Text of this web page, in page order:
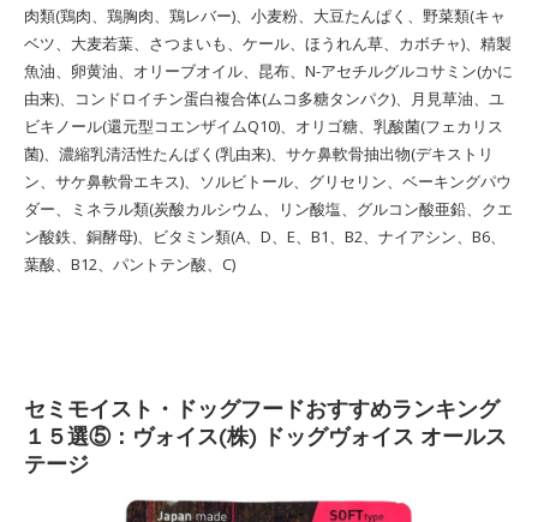
‎肉類(鶏肉、鶏胸肉、鶏レバー)、小麦粉、大豆たんぱく、野菜類(キャ
ベツ、大麦若葉、さつまいも、ケール、ほうれん草、カボチャ)、精製
魚油、卵黄油、オリーブオイル、昆布、N-アセチルグルコサミン(かに
由来)、コンドロイチン蛋白複合体(ムコ多糖タンパク)、月見草油、ユ
ビキノール(還元型コエンザイムQ10)、オリゴ糖、乳酸菌(フェカリス
菌)、濃縮乳清活性たんぱく(乳由来)、サケ鼻軟骨抽出物(デキストリ
ン、サケ鼻軟骨エキス)、ソルビトール、グリセリン、ベーキングパウ
ダー、ミネラル類(炭酸カルシウム、リン酸塩、グルコン酸亜鉛、クエ
ン酸鉄、銅酵母)、ビタミン類(A、D、E、B1、B2、ナイアシン、B6、
葉酸、B12、パントテン酸、C)
セミモイスト・ドッグフードおすすめランキング
１５選⑤：ヴォイス(株) ドッグヴォイス オールス
テージ